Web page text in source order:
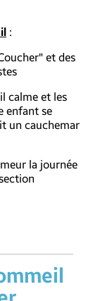
:
et des
calme et les
enfant se
un cauchemar
la journée